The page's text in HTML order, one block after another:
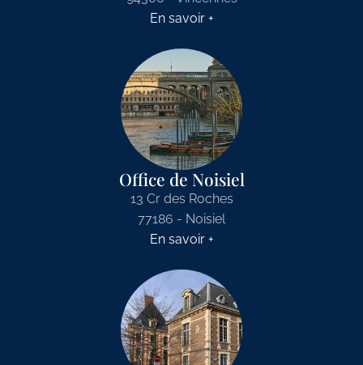
En savoir +
Office de Noisiel
13 Cr des Roches
77186 - Noisiel
En savoir +